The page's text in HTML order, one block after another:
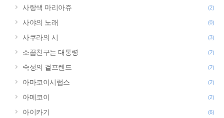
사랑색 마리아쥬 (2)
사야의 노래 (0)
사쿠라의 시 (3)
소꿉친구는 대통령 (2)
숙성의 걸프렌드 (2)
아마코이시럽스 (2)
아메코이 (2)
아이카기 (6)